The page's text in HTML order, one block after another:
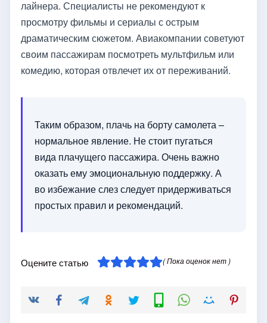
лайнера. Специалисты не рекомендуют к
просмотру фильмы и сериалы с острым
драматическим сюжетом. Авиакомпании советуют
своим пассажирам посмотреть мультфильм или
комедию, которая отвлечет их от переживаний.
Таким образом, плачь на борту самолета –
нормальное явление. Не стоит пугаться
вида плачущего пассажира. Очень важно
оказать ему эмоциональную поддержку. А
во избежание слез следует придерживаться
простых правил и рекомендаций.
Оцените статью ( Пока оценок нет )